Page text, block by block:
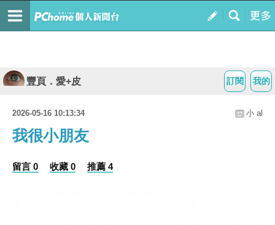
我的
訂閱
豐頁．愛+皮
2026-05-16 10:13:34 小 al
我很小朋友
留言 0 收藏 0 推薦 4